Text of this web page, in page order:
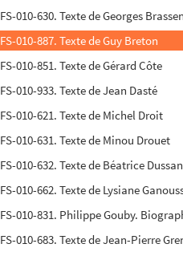
010-630. Texte de Georges
010-887. Texte de Guy Breton
010-851. Texte de Gérard Côte
010-933. Texte de Jean Dasté
010-621. Texte de Michel Droit
010-631. Texte de Minou Drouet
010-632. Texte de Béatrice
010-662. Texte de Lysiane
010-831. Philippe Gouby.
010-683. Texte de Jean-Pierre